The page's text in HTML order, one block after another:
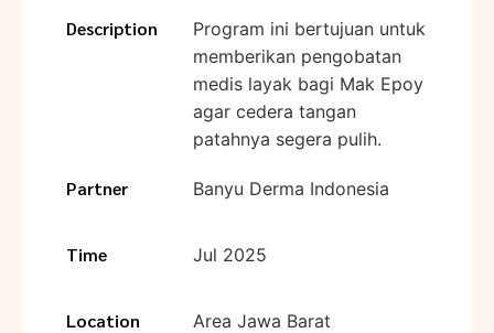
Description
Program ini bertujuan untuk
memberikan pengobatan
medis layak bagi Mak Epoy
agar cedera tangan
patahnya segera pulih.
Partner Banyu Derma Indonesia
Time Jul 2025
Location Area Jawa Barat